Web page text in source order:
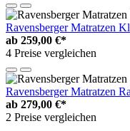
Ravensberger Matratzen
ab 259,00 €*
4 Preise vergleichen
Ravensberger Matratzen
ab 279,00 €*
2 Preise vergleichen